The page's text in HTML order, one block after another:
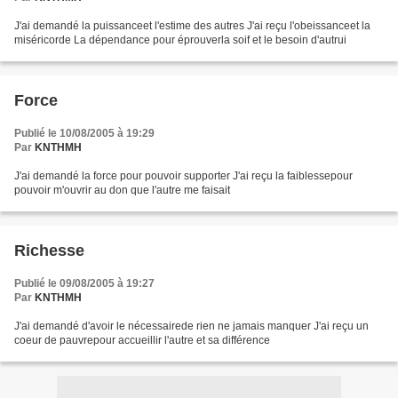
J'ai demandé la puissanceet l'estime des autres J'ai reçu l'obeissanceet la
miséricorde La dépendance pour éprouverla soif et le besoin d'autrui
Force
Publié le 10/08/2005 à 19:29
Par KNTHMH
J'ai demandé la force pour pouvoir supporter J'ai reçu la faiblessepour
pouvoir m'ouvrir au don que l'autre me faisait
Richesse
Publié le 09/08/2005 à 19:27
Par KNTHMH
J'ai demandé d'avoir le nécessairede rien ne jamais manquer J'ai reçu un
coeur de pauvrepour accueillir l'autre et sa différence